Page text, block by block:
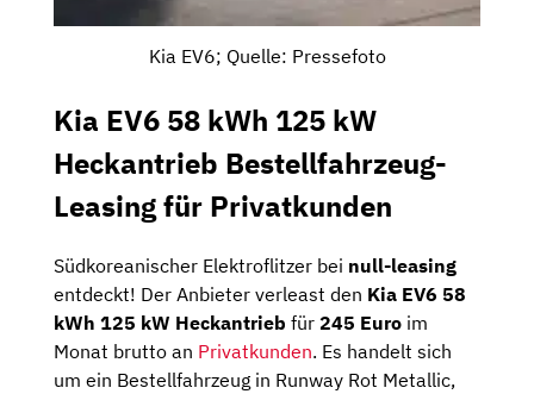
Kia EV6; Quelle: Pressefoto
Kia EV6 58 kWh 125 kW
Heckantrieb Bestellfahrzeug-
Leasing für Privatkunden
Südkoreanischer Elektroflitzer bei null-leasing
entdeckt! Der Anbieter verleast den Kia EV6 58
kWh 125 kW Heckantrieb für 245 Euro im
Monat brutto an Privatkunden. Es handelt sich
um ein Bestellfahrzeug in Runway Rot Metallic,